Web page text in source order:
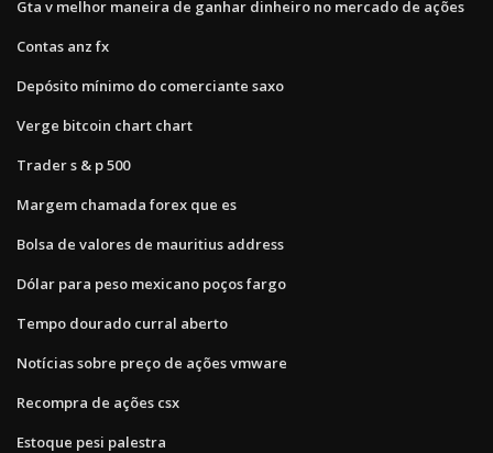
Gta v melhor maneira de ganhar dinheiro no mercado de ações
Contas anz fx
Depósito mínimo do comerciante saxo
Verge bitcoin chart chart
Trader s & p 500
Margem chamada forex que es
Bolsa de valores de mauritius address
Dólar para peso mexicano poços fargo
Tempo dourado curral aberto
Notícias sobre preço de ações vmware
Recompra de ações csx
Estoque pesi palestra